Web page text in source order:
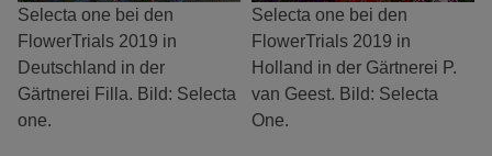
Selecta one bei den
FlowerTrials 2019 in
Deutschland in der
Gärtnerei Filla. Bild: Selecta
one.
Selecta one bei den
FlowerTrials 2019 in
Holland in der Gärtnerei P.
van Geest. Bild: Selecta
One.